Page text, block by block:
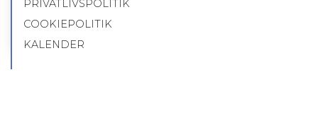
PRIVATLIVSPOLITIK
COOKIEPOLITIK
KALENDER